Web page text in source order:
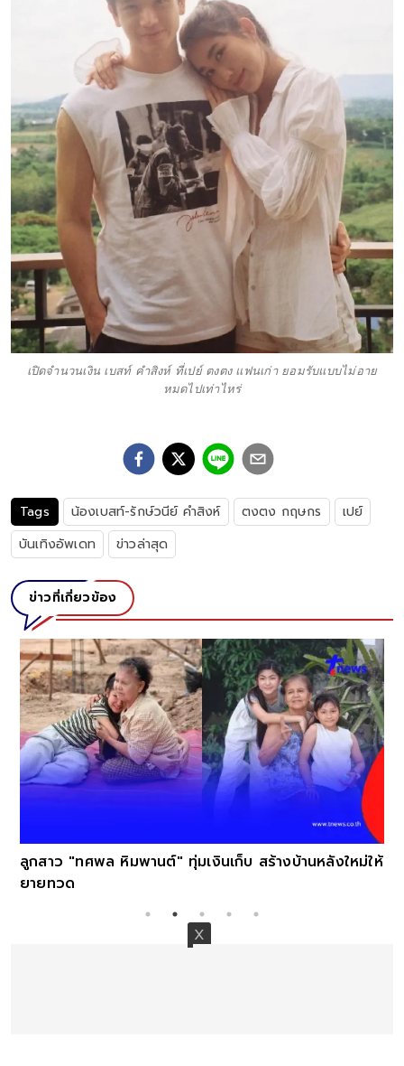
เปิดจำนวนเงิน เบสท์ คำสิงห์ ที่เปย์ ตงตง แฟนเก่า ยอมรับแบบไม่อาย
หมดไปเท่าไหร่
Tags น้องเบสท์-รักษ์วนีย์ คำสิงห์ ตงตง กฤษกร
เปย์
บันเทิงอัพเดท
ข่าวล่าสุด
ข่าวที่เกี่ยวข้อง
นต์" ทุ่มเงินเก็บ สร้างบ้านหลังใหม่ให้
"นิวเคลียร์ หรรษา" เช็กอิ
ประกาย